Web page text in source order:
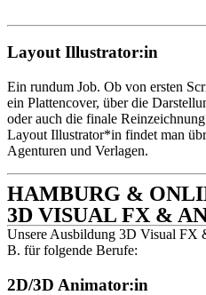
Layout Illustrator:in
Ein rundum Job. Ob von ersten
ein Plattencover, über die
oder auch die finale
Layout Illustrator*in findet man
Agenturen und Verlagen.
HAMBURG &
3D VISUAL FX &
Unsere Ausbildung 3D Visual FX
B. für folgende Berufe:
2D/3D Animator:in